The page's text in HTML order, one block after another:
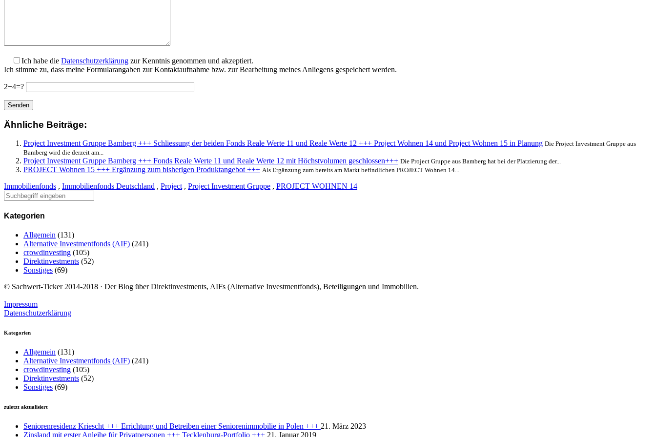
Ich habe die Datenschutzerklärung zur Kenntnis genommen und akzeptiert.
Ich stimme zu, dass meine Formularangaben zur Kontaktaufnahme bzw. zur Bearbeitung meines Anliegens gespeichert werden.
2+4=?
Ähnliche Beiträge:
Project Investment Gruppe Bamberg +++ Schliessung der beiden Fonds Reale Werte 11 und Reale Werte 12 +++ Project Wohnen 14 und Project Wohnen 15 in Planung Die Project Investment Gruppe aus
Bamberg wird die derzeit am...
Project Investment Gruppe Bamberg +++ Fonds Reale Werte 11 und Reale Werte 12 mit Höchstvolumen geschlossen+++ Die Project Gruppe aus Bamberg hat bei der Platzierung der...
PROJECT Wohnen 15 +++ Ergänzung zum bisherigen Produktangebot +++ Als Ergänzung zum bereits am Markt befindlichen PROJECT Wohnen 14...
Immobilienfonds , Immobilienfonds Deutschland , Project, Project Investment Gruppe , PROJECT WOHNEN 14
Kategorien
Allgemein (131)
Alternative Investmentfonds (AIF) (241)
crowdinvesting (105)
Direktinvestments (52)
Sonstiges (69)
© Sachwert-Ticker 2014-2018 · Der Blog über Direktinvestments, AIFs (Alternative Investmentfonds), Beteiligungen und Immobilien.
Impressum
Datenschutzerklärung
Kategorien
Allgemein (131)
Alternative Investmentfonds (AIF) (241)
crowdinvesting (105)
Direktinvestments (52)
Sonstiges (69)
zuletzt aktualisiert
Seniorenresidenz Kriescht +++ Errichtung und Betreiben einer Seniorenimmobilie in Polen +++ 21. März 2023
Zinsland mit erster Anleihe für Privatpersonen +++ Tecklenburg-Portfolio +++ 21. Januar 2019